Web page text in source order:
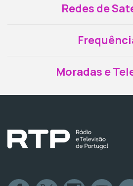
Redes de
Moradas e